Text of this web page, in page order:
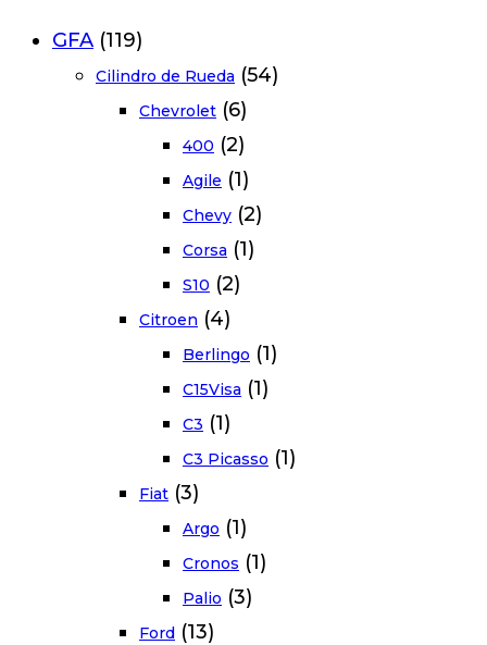
GFA (119)
Cilindro de Rueda (54)
Chevrolet (6)
400 (2)
Agile (1)
Chevy (2)
Corsa (1)
S10 (2)
Citroen (4)
Berlingo (1)
C15Visa (1)
C3 (1)
C3 Picasso (1)
Fiat (3)
Argo (1)
Cronos (1)
Palio (3)
Ford (13)